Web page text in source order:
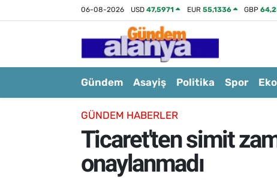
06-08-2026 USD47,5971 EUR 55,1336 GBP
Gündem Asayiş Politika Spor
GÜNDEM HABERLER
Ticaret'ten simit
onaylanmadı